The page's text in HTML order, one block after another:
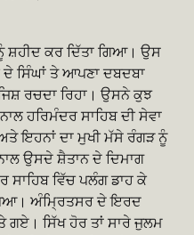
ਸ਼ਹੀਦ ਕਰ ਦਿੱਤਾ ਗਿਆ। ਉਸ
ਸਿੰਘਾਂ ਤੇ ਆਪਣਾ ਦਬਦਬਾ
ਰਚਦਾ ਰਿਹਾ। ਉਸਨੇ ਕੁਝ
ਹਰਿਮੰਦਰ ਸਾਹਿਬ ਦੀ ਸੇਵਾ
ਇਹਨਾਂ ਦਾ ਮੁਖੀ ਮੱਸੇ ਰੰਗੜ ਨੂੰ
ਉਸਦੇ ਸ਼ੈਤਾਨ ਦੇ ਦਿਮਾਗ
ਵਿੱਚ ਪਲੰਗ ਡਾਹ ਕੇ
ਅੰਮ੍ਰਿਤਸਰ ਦੇ ਇਰਦ
ਗਏ। ਸਿੱਖ ਹੋਰ ਤਾਂ ਸਾਰੇ ਜੁਲਮ